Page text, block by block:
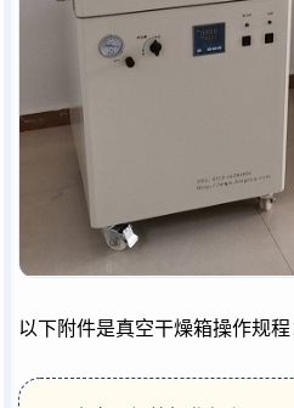
以下附件是真空干燥箱操作规程